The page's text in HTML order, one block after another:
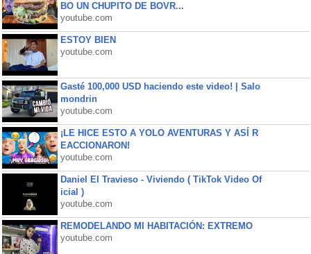
BO UN CHUPITO DE BOVR...
youtube.com
ESTOY BIEN
youtube.com
Gasté 100,000 USD haciendo este video! | Salo
mondrin
youtube.com
¡LE HICE ESTO A YOLO AVENTURAS Y ASÍ R
EACCIONARON!
youtube.com
Daniel El Travieso - Viviendo ( TikTok Video Of
icial )
youtube.com
REMODELANDO MI HABITACIÓN: EXTREMO
youtube.com